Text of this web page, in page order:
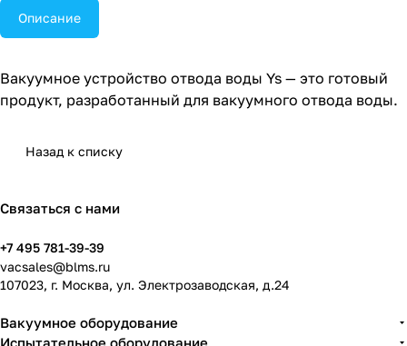
Описание
Вакуумное устройство отвода воды Ys — это готовый
продукт, разработанный для вакуумного отвода воды.
Назад к списку
Связаться с нами
+7 495 781-39-39
vacsales@blms.ru
107023, г. Москва, ул. Электрозаводская, д.24
Вакуумное оборудование
Испытательное оборудование